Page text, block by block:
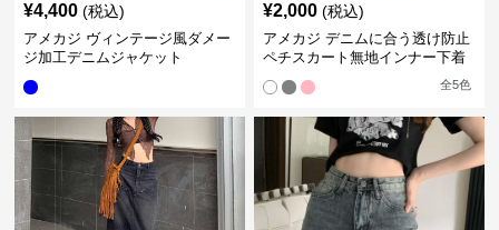
¥4,400 (税込)
アメカジ ヴィンテージ風ダメー
ジ加工デニムジャケット
¥2,000 (税込)
アメカジ デニムに合う透け防止
ペチスカート無地インナー下着
全5色